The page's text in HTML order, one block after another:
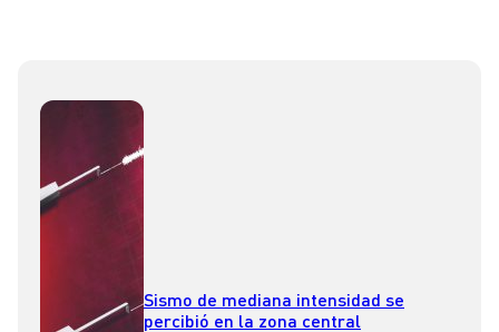
Sismo de mediana intensidad se
percibió en la zona central